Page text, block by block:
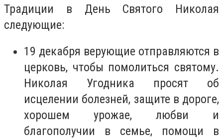
Традиции в День Святого Николая
следующие:
19 декабря верующие отправляются в
церковь, чтобы помолиться святому.
Николая Угодника просят об
исцелении болезней, защите в дороге,
хорошем урожае, любви и
благополучии в семье, помощи в